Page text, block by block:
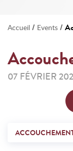
Accueil / Events /
07 FÉVRIER